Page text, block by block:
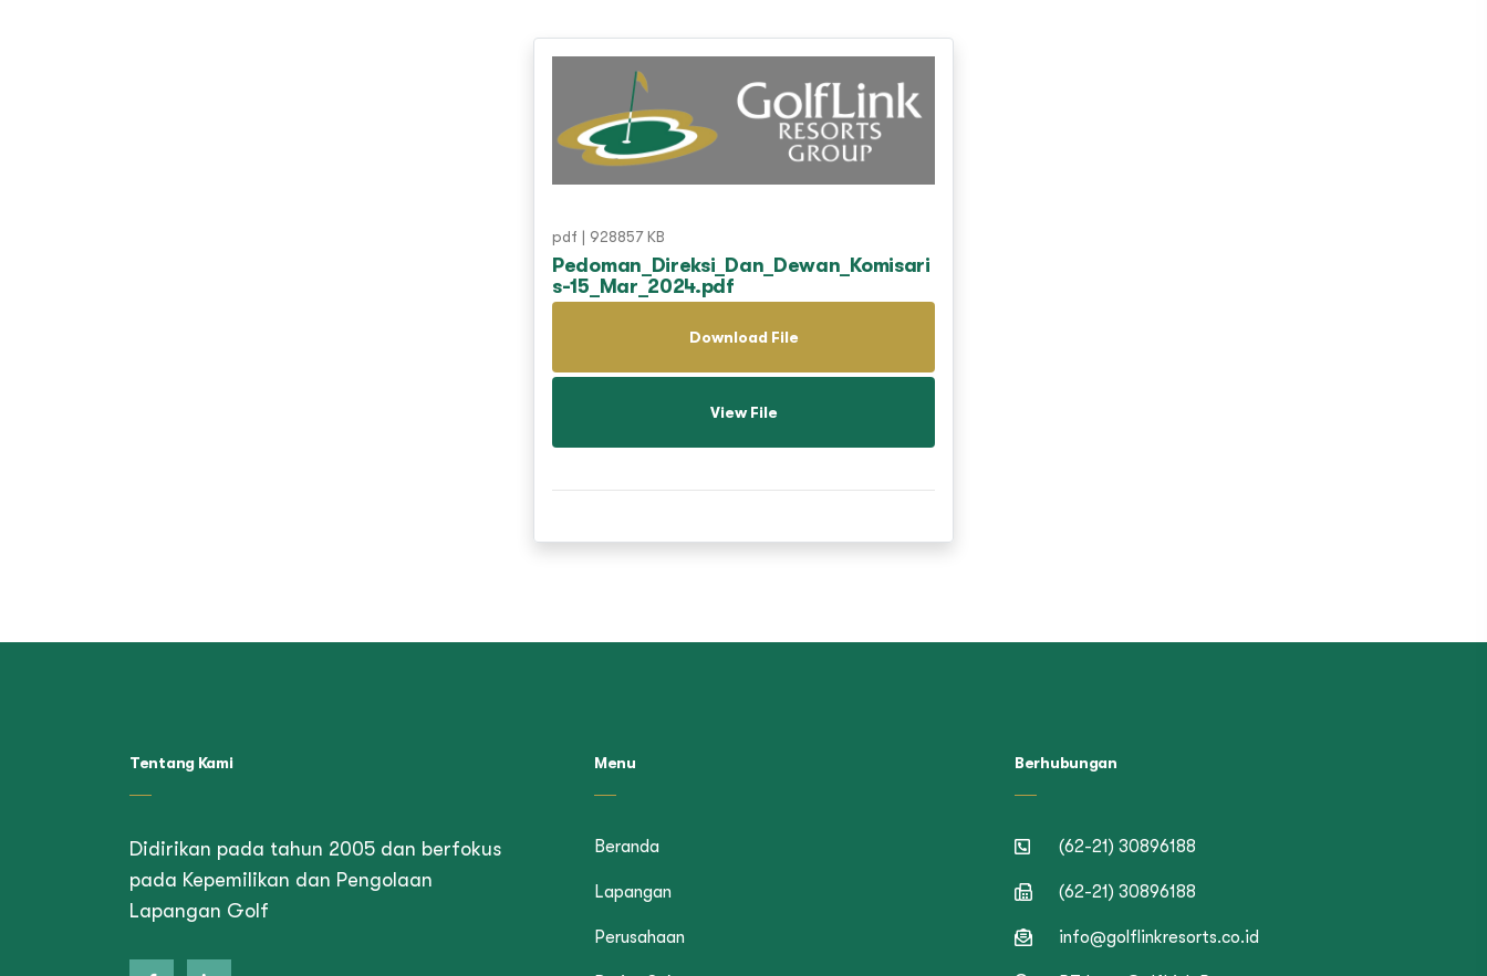
pdf | 928857 KB
Pedoman_Direksi_Dan_Dewan_Komisari
s-15_Mar_2024.pdf
Download File
View File
Tentang Kami
Didirikan pada tahun 2005 dan berfokus
pada Kepemilikan dan Pengolaan
Lapangan Golf
Menu
Beranda
Lapangan
Perusahaan
Berhubungan
(62-21) 30896188
(62-21) 30896188
info@golflinkresorts.co.id